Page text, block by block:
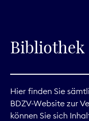
Service
Bibliothek
Hier finden Sie
BDZV-Website zur
können Sie sich